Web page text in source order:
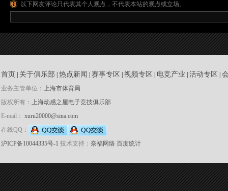
以下网友评论只代表其个人观点，不代表本站的观点或立场。
首页 关于俱乐部 热点新闻 赛事专区 视频专区 电竞产业 活动专区
业务主管单位： 上海市体育局
版权所有： 上海动感之屋电子竞技俱乐部
E-mail： xuru20000@sina.com
在线QQ：
沪ICP备10044335号-1 技术支持： 奈福网络 百度统计